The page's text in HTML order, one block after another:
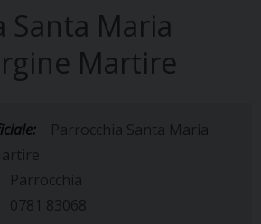
Santa Maria
Martire
Parrocchia Santa Maria
Parrocchia
0781 83068